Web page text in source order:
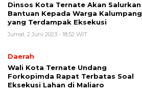
Dinsos Kota Ternate Akan Salurkan
Bantuan Kepada Warga Kalumpang
yang Terdampak Eksekusi
Jumat, 2 Juni 2023 - 18:52 WIT
Daerah
Wali Kota Ternate Undang
Forkopimda Rapat Terbatas Soal
Eksekusi Lahan di Maliaro